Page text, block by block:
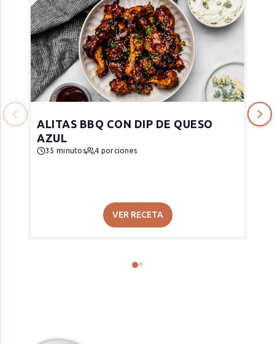
ALITAS BBQ CON DIP DE QUESO
AZUL
35 minutos 4 porciones
VER RECETA